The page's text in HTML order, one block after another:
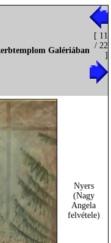
Galériában
[ 11
/ 22
]
Nyers
(Nagy
Angela
felvétele)